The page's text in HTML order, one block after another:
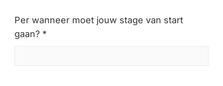
Per wanneer moet jouw stage van start
gaan? *